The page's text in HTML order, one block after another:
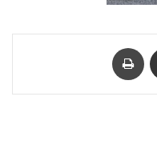
مشاركة عبر البريد